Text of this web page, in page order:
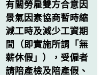
有關勞雇雙方合意因
景氣因素協商暫時縮
減工時及減少工資期
間（即實施所謂「無
薪休假」），受僱者
請陪產檢及陪產假、